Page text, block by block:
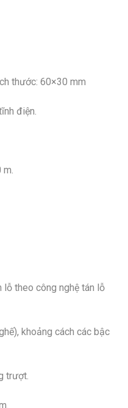
thước: 60×30 mm
điện.
m.
lỗ theo công nghệ tán lỗ
khoảng cách các bậc
trượt.